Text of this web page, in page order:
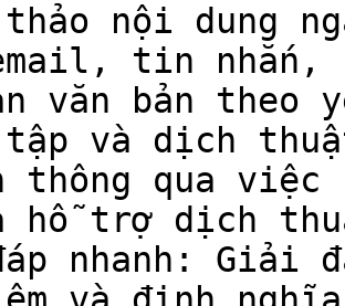
thảo nội dung
tin nhắn,
văn bản theo
và dịch
thông qua
hỗ trợ dịch
nhanh: Giải